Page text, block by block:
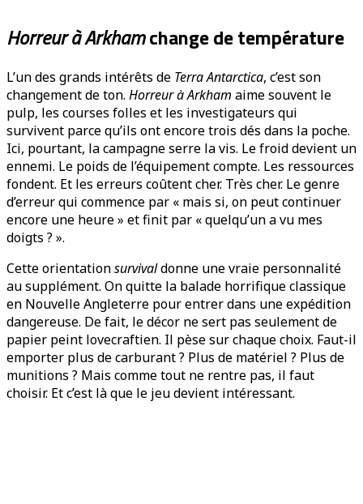
Horreur à Arkhamchange de température
L’un des grands intérêts de Terra Antarctica, c’est son
changement de ton. Horreur à Arkham aime souvent le
pulp, les courses folles et les investigateurs qui
survivent parce qu’ils ont encore trois dés dans la poche.
Ici, pourtant, la campagne serre la vis. Le froid devient un
ennemi. Le poids de l’équipement compte. Les ressources
fondent. Et les erreurs coûtent cher. Très cher. Le genre
d’erreur qui commence par « mais si, on peut continuer
encore une heure » et finit par « quelqu’un a vu mes
doigts ? ».
Cette orientationsurvivaldonne une vraie personnalité
au supplément. On quitte la balade horrifique classique
en Nouvelle Angleterre pour entrer dans une expédition
dangereuse. De fait, le décor ne sert pas seulement de
papier peint lovecraftien. Il pèse sur chaque choix. Faut-il
emporter plus de carburant ? Plus de matériel ? Plus de
munitions ? Mais comme tout ne rentre pas, il faut
choisir. Et c’est là que le jeu devient intéressant.